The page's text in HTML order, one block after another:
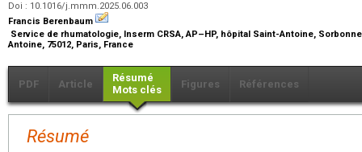
Doi : 10.1016/j.mmm.2025.06.003
Francis Berenbaum
Service de rhumatologie, Inserm CRSA, AP–HP, hôpital Saint-Antoine,
Antoine, 75012, Paris, France
PDF Article
Résumé
Mots clés
Figures Références
Résumé